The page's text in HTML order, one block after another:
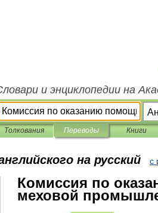
и энциклопедии на
Толкования Переводы Книги
на русский с
Комиссия по
меховой